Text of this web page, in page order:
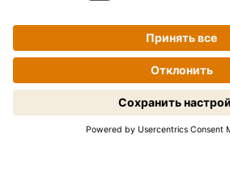
Готовим просто и поэтапно!
Нажмите, чтобы начать.
Kikkoman — зарегистрированная
Corporation, Япония.
© Kikkoman Trading Europe
Теодорштрассе 180, 40472
Номер в коммерческом реестре:
суде города